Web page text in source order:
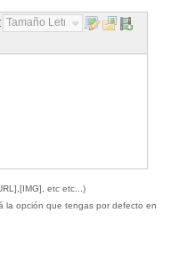
Tamaño Letra...
etc etc...)
la opción que tengas por defecto en